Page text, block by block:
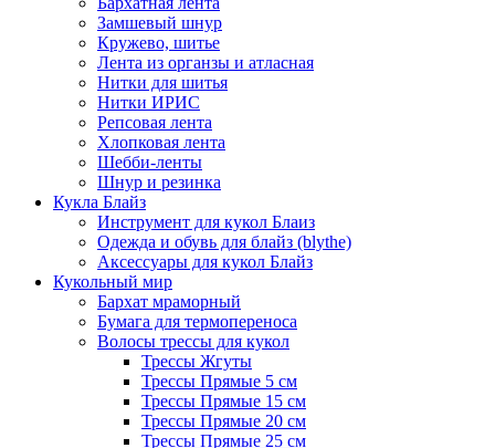
Замшевый шнур
Кружево, шитье
Лента из органзы и атласная
Нитки для шитья
Нитки ИРИС
Репсовая лента
Хлопковая лента
Шебби-ленты
Шнур и резинка
Кукла Блайз
Инструмент для кукол Блаиз
Одежда и обувь для блайз (blythe)
Аксессуары для кукол Блайз
Кукольный мир
Бархат мраморный
Бумага для термопереноса
Волосы трессы для кукол
Трессы Жгуты
Трессы Прямые 5 см
Трессы Прямые 15 см
Трессы Прямые 20 см
Трессы Прямые 25 см